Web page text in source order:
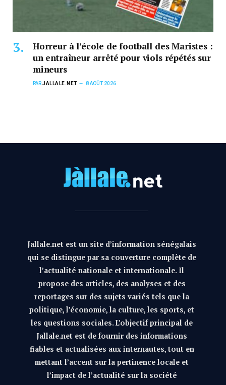
Horreur à l’école de football des Maristes :
un entraîneur arrêté pour viols répétés sur
mineurs
PARJALLALE.NET 8 AOÛT 2026
Jallale.net est un site d’information sénégalais
qui se distingue par sa couverture complète de
l’actualité nationale et internationale. Il
propose des articles, des analyses et des
reportages sur des sujets variés tels que la
politique, l’économie, la culture, les sports, et
les questions sociales. L’objectif principal de
Jallale.net est de fournir des informations
fiables et actualisées aux internautes, tout en
mettant l’accent sur la pertinence locale et
l’impact de l’actualité sur la société